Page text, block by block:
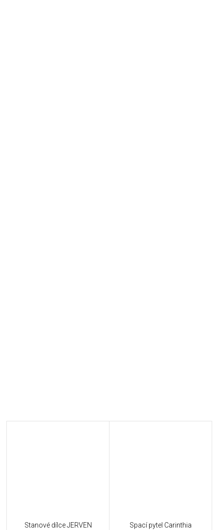
Stanové dílce JERVEN
Spací pytel Carinthia